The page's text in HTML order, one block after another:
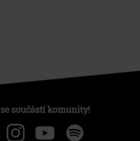
součástí komunity!